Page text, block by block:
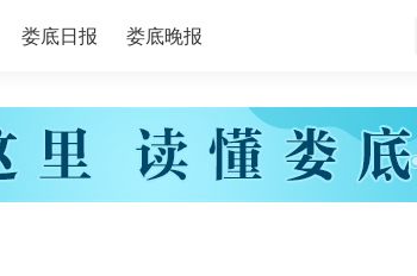
娄底日报 娄底晚报